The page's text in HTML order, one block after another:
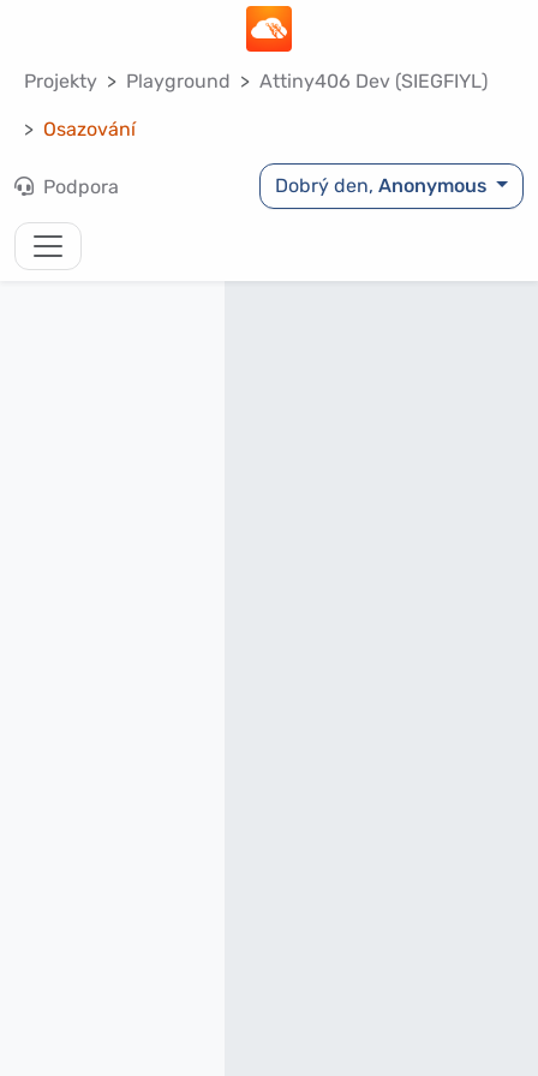
Projekty Playground Attiny406 Dev (SIEGFIYL)
Osazování
Podpora Dobrý den,Anonymous